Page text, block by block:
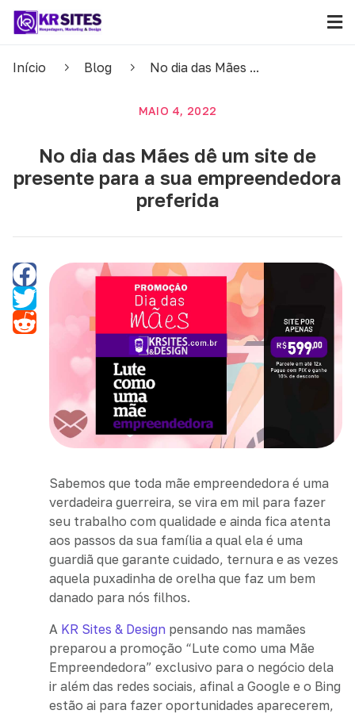
Início Blog No dia das Mães ...
MAIO 4, 2022
No dia das Mães dê um site de
presente para a sua empreendedora
preferida
Sabemos que toda mãe empreendedora é uma
verdadeira guerreira, se vira em mil para fazer
seu trabalho com qualidade e ainda fica atenta
aos passos da sua família a qual ela é uma
guardiã que garante cuidado, ternura e as vezes
aquela puxadinha de orelha que faz um bem
danado para nós filhos.
A KR Sites & Design pensando nas mamães
preparou a promoção “Lute como uma Mãe
Empreendedora” exclusivo para o negócio dela
ir além das redes sociais, afinal a Google e o Bing
estão ai para fazer oportunidades aparecerem,